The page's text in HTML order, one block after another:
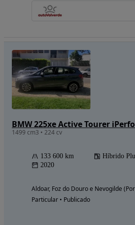
BMW 225xe Active Tourer
1499 cm3 • 224 cv
133 600 km Híbrido
2020
Aldoar, Foz do Douro e Nevogilde
Particular • Publicado